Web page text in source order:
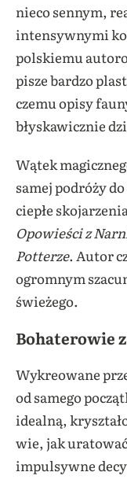
nieco sennym,
intensywnymi
polskiemu
pisze bardzo
czemu opisy
błyskawicznie
Wątek
samej podróży
ciepłe
Opowieści z
Potterze. Autor
ogromnym
świeżego.
Bohaterowie
Wykreowane
od samego
idealną,
wie, jak
impulsywne